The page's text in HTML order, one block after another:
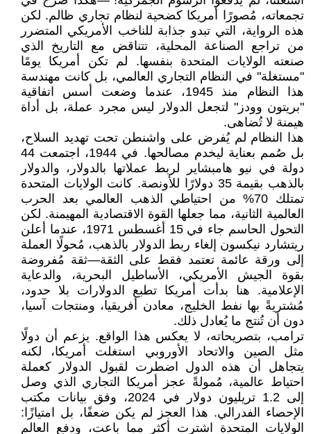
تجمعاته، مُصورًا أمريكا كضحية لنظام تجاري ظالم. لكن
هذه الرواية، التي تبدو جذابة للناخب الأمريكي المتضرر
من تراجع الصناعة المحلية، تتناقض مع التاريخ الذي
صنعته الولايات المتحدة بنفسها. لم تكن أمريكا يومًا
"مستغلة" في النظام التجاري العالمي، بل كانت مهندسة
هذا النظام منذ 1945، عندما وضعت أسس اتفاقية
"بريتون وودز" لتجعل الدولار ليس مجرد عملة، بل أداة
هيمنة لا تُضاهى.
هذا النظام لم يُفرض على واشنطن تحت تهديد السلاح،
بل صُمم بعناية ليخدم مصالحها. في 1944، اجتمعت 44
دولة في نيو هامبشاير لربط عملاتها بالدولار، والدولار
بالذهب بقيمة 35 دولارًا للأونصة. كانت الولايات المتحدة
تمتلك 70% من احتياطي الذهب العالمي بعد الحرب
العالمية الثانية، مما جعلها القوة الاقتصادية المهيمنة. لكن
التحول الحاسم جاء في 15 أغسطس 1971، عندما أعلن
ريتشارد نيكسون إلغاء ربط الدولار بالذهب، مُحولًا العملة
إلى ورقة عائمة تعتمد فقط على الثقة—ثقة مُفروضة
بقوة الجيش الأمريكي، الأساطيل البحرية، والدعاية
الإعلامية. هنا بدأت أمريكا تطبع الدولارات بلا حدود،
مُشتريةً بها نفط الخليج، معادن أفريقيا، ومنتجات آسيا،
دون أن تُنتج ما يُعادل ذلك.
ترامب، بتصريحاته، لا يعكس هذا الواقع. يزعم أن دولًا
مثل الصين والاتحاد الأوروبي استغلت أمريكا، لكنه
يتجاهل أن هذه الدول اضطرت لقبول الدولار كعملة
احتياط عالمية، مُمولةً عجز أمريكا التجاري الذي وصل
إلى 1.2 تريليون دولار في 2024، وفق بيانات مكتب
الإحصاء الفدرالي. هذا العجز لم يكن ضعفًا، بل امتيازًا:
الولايات المتحدة اشترت أكثر مما باعت، ودفع العالم